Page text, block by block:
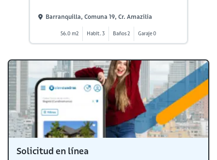
Barranquilla, Comuna 19, Cr. Amazilia
56.0 m2 Habit. 3 Baños 2 Garaje 0
Solicitud en línea